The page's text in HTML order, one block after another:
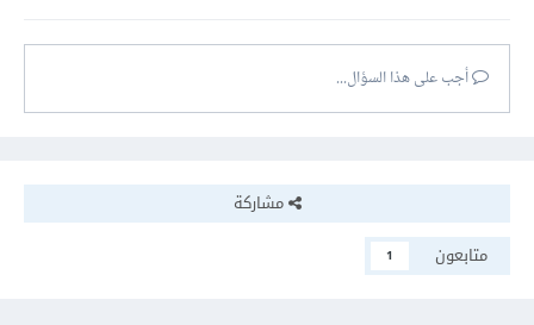
أجب على هذا السؤال...
مشاركة
متابعون
1